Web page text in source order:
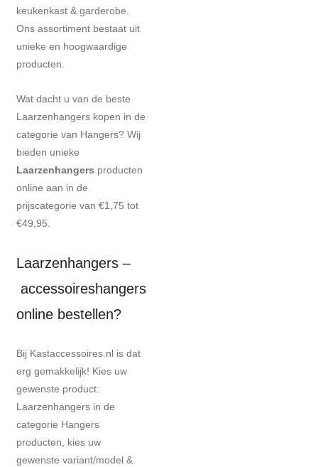
keukenkast & garderobe.
Ons assortiment bestaat uit
unieke en hoogwaardige
producten.
Wat dacht u van de beste
Laarzenhangers kopen in de
categorie van Hangers? Wij
bieden unieke
Laarzenhangers producten
online aan in de
prijscategorie van €1,75 tot
€49,95.
Laarzenhangers –
accessoireshangers
online bestellen?
Bij Kastaccessoires.nl is dat
erg gemakkelijk! Kies uw
gewenste product:
Laarzenhangers in de
categorie Hangers
producten, kies uw
gewenste variant/model &